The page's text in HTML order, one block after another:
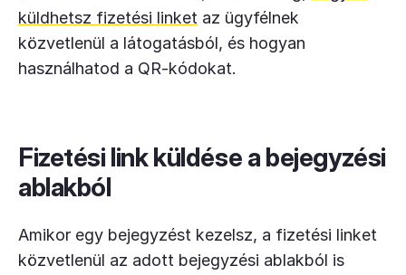
küldhetsz fizetési linket az ügyfélnek
közvetlenül a látogatásból, és hogyan
használhatod a QR-kódokat.
Fizetési link küldése a bejegyzési
ablakból
Amikor egy bejegyzést kezelsz, a fizetési linket
közvetlenül az adott bejegyzési ablakból is